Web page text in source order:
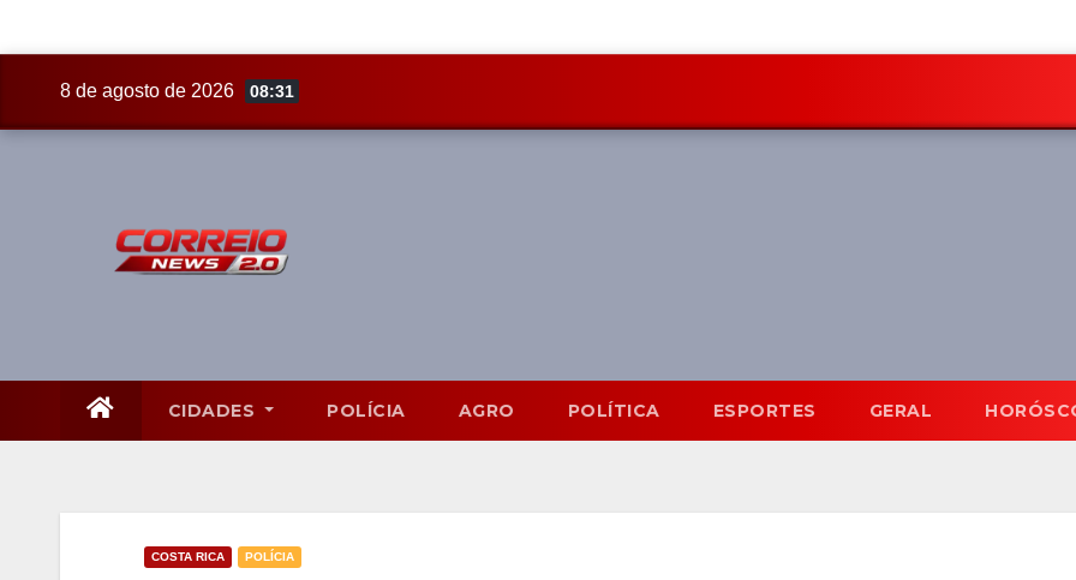
8 de agosto de 2026 08:31
CIDADES POLÍCIA AGRO POLÍTICA ESPORTES GERAL
COSTA RICA POLÍCIA